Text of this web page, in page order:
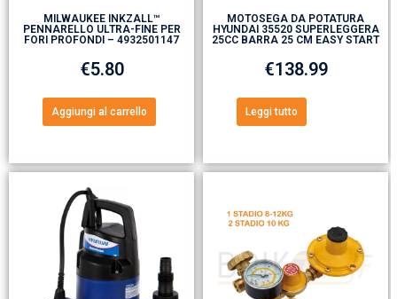
MILWAUKEE INKZALL™
PENNARELLO ULTRA-FINE PER
FORI PROFONDI – 4932501147
€5.80
Aggiungi al carrello
MOTOSEGA DA POTATURA
HYUNDAI 35520 SUPERLEGGERA
25CC BARRA 25 CM EASY START
€138.99
Leggi tutto